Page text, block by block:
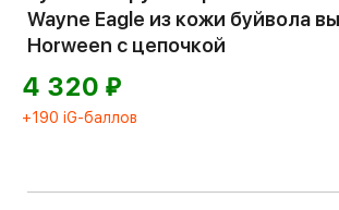
Wayne Eagle из кожи буйвола
Horween с цепочкой
4 320 ⃏
+190 iG-баллов